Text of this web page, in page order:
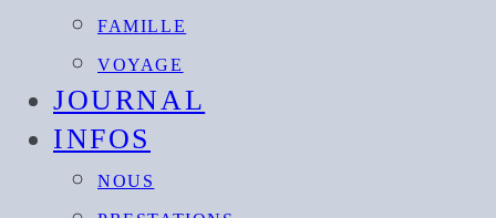
FAMILLE
VOYAGE
JOURNAL
INFOS
NOUS